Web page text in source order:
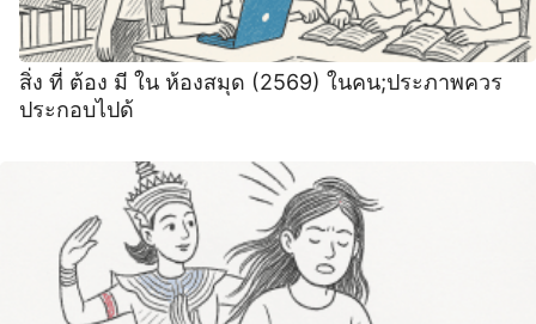
สิ่ง ที่ ต้อง มี ใน ห้องสมุด (2569) ในคน;ประภาพควร
ประกอบไปด้